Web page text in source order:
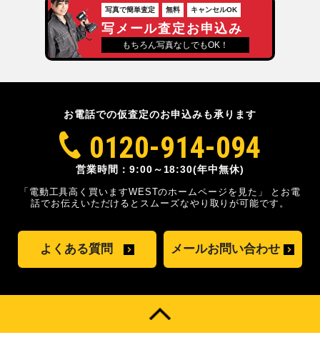
写真で簡単査定 無料 キャンセルOK
写メール査定お申込み
もちろん写真なしでもOK！
お電話での仮査定のお申込みも承ります
0120-914-094
営業時間：9:00～18:30(年中無休)
「電動工具高く買いますWESTのホームページを見た」
とお電
話でお伝えいただけるとスムーズなやり取りが可能です。
よくある質問 メールお問い合わせ